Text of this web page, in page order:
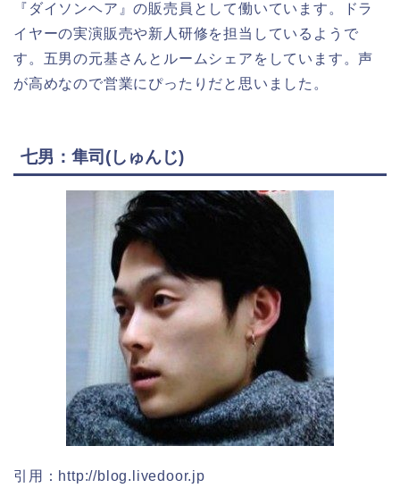
『ダイソンヘア』の販売員として働いています。ドラ
イヤーの実演販売や新人研修を担当しているようで
す。五男の元基さんとルームシェアをしています。声
が高めなので営業にぴったりだと思いました。
七男：隼司(しゅんじ)
引用：http://blog.livedoor.jp